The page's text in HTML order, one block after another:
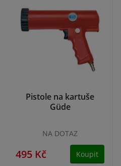
Pistole na kartuše
Güde
NA DOTAZ
495 Kč Koupit